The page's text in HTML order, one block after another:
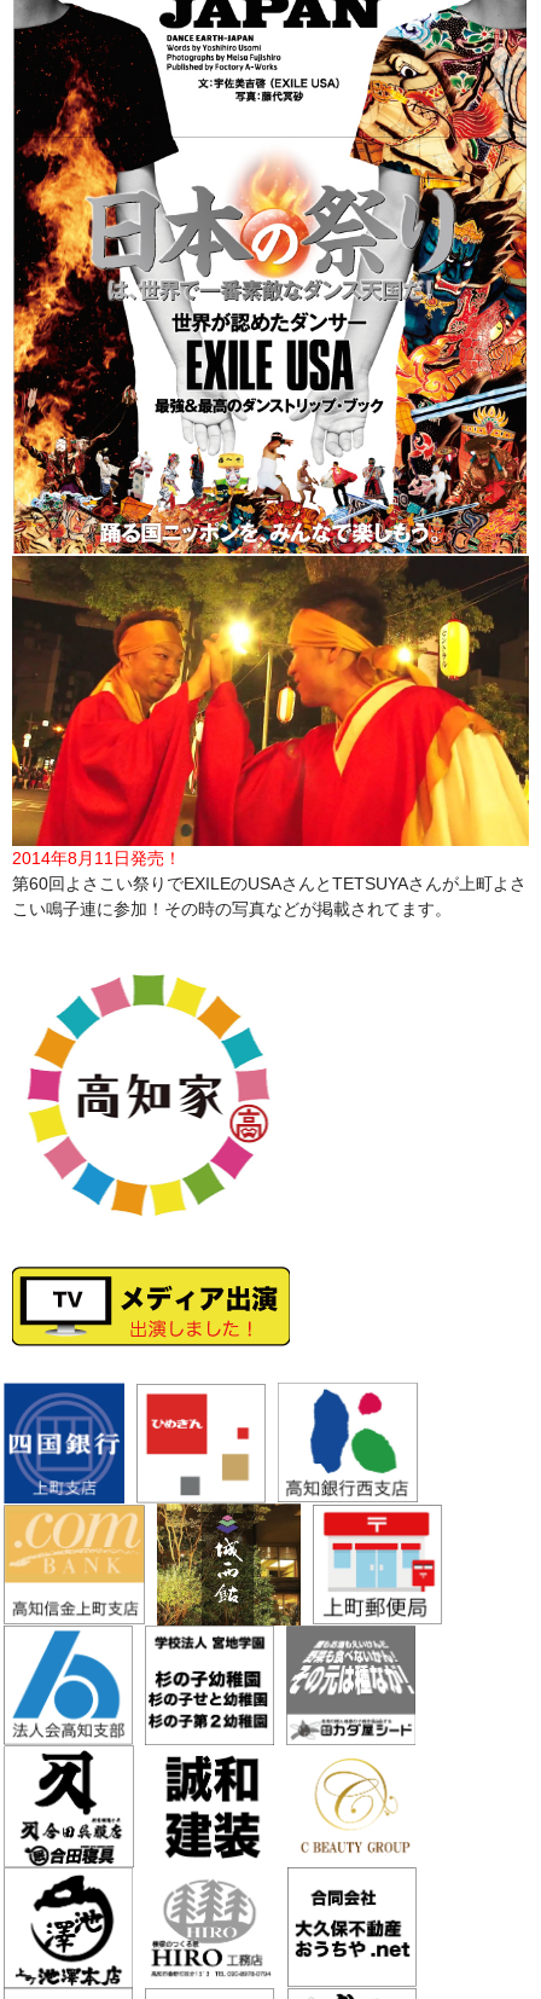
2014年8月11日発売！
第60回よさこい祭りでEXILEのUSAさんとTETSUYAさんが上町よさ
こい鳴子連に参加！その時の写真などが掲載されてます。